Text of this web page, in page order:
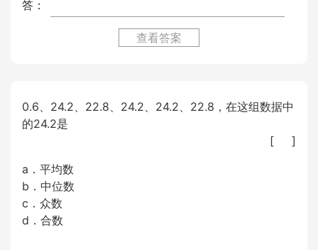
答：
查看答案
0.6、24.2、22.8、24.2、24.2、22.8，在这组数据中
的24.2是
[ ]
a．平均数
b．中位数
c．众数
d．合数